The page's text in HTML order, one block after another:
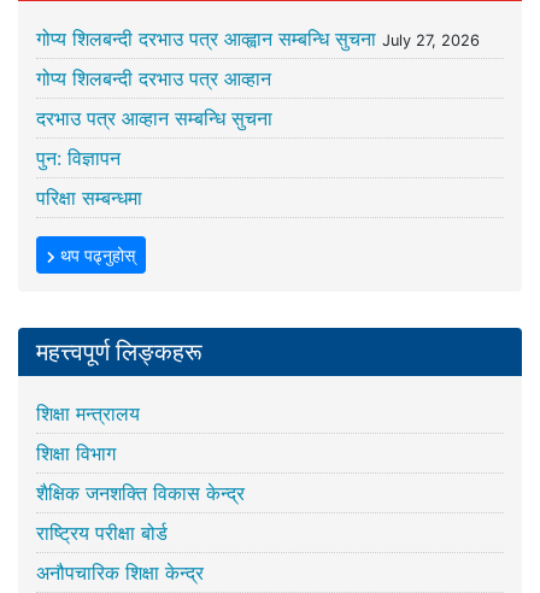
गोप्य शिलबन्दी दरभाउ पत्र आव्ह्वान सम्बन्धि सुचना July 27, 2026
गोप्य शिलबन्दी दरभाउ पत्र आव्हान
दरभाउ पत्र आव्हान सम्बन्धि सुचना
पुन: विज्ञापन
परिक्षा सम्बन्धमा
थप पढ्नुहोस्
महत्त्वपूर्ण लिङ्कहरू
शिक्षा मन्त्रालय
शिक्षा विभाग
शैक्षिक जनशक्ति विकास केन्द्र
राष्ट्रिय परीक्षा बोर्ड
अनौपचारिक शिक्षा केन्द्र